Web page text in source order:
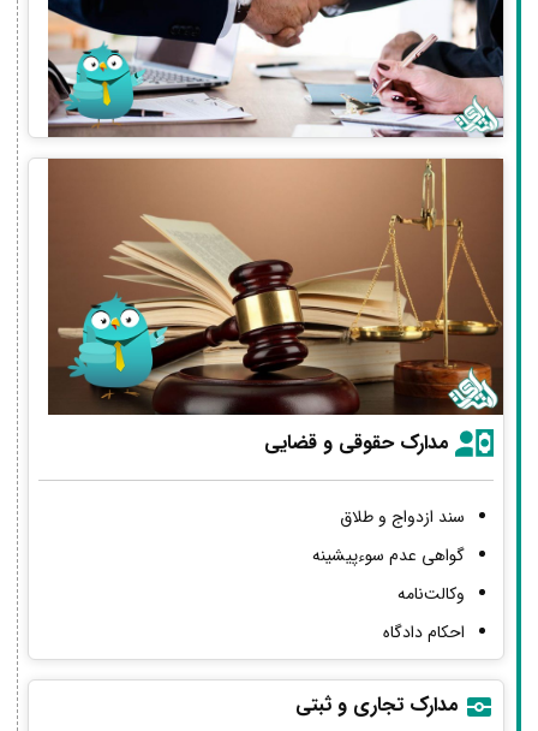
مدارک حقوقی و قضایی
سند ازدواج و طلاق
گواهی عدم سوءپیشینه
وکالت‌نامه
احکام دادگاه
مدارک تجاری و ثبتی